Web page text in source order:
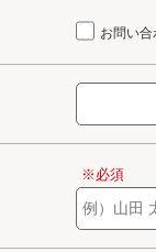
お問い合
※必須